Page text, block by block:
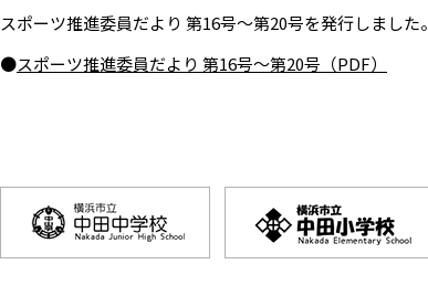
スポーツ推進委員だより 第16号～第20号を発行しました。
●スポーツ推進委員だより 第16号～第20号（PDF）